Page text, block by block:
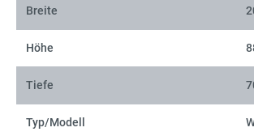
Breite
Höhe
Tiefe
Typ/Modell